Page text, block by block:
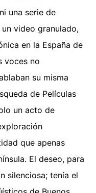
una serie de
video granulado,
en la España de
voces no
su misma
de Películas
un acto de
que apenas
El deseo, para
silenciosa; tenía el